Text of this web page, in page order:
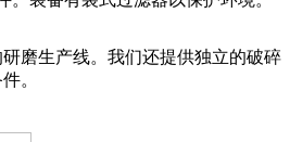
磨生产线。我们还提供独立的破碎
。